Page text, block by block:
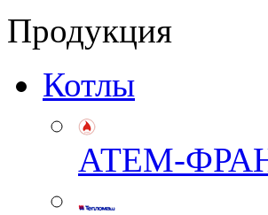
Продукция
Котлы
АТЕМ-